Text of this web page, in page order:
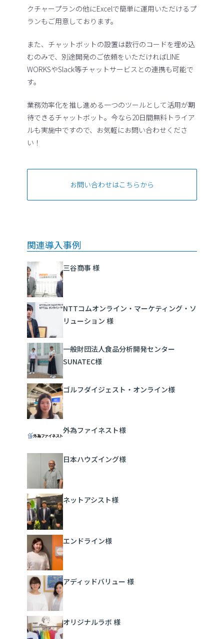
クチャープランの他にExcelで簡単に運用いただけるプ
ランもご用意しております。
また、チャットボットの設置は数行のコードを埋め込
むのみで、別途開発のご依頼をいただければLINE
WORKSやSlack等チャットサービスとの連携も可能で
す。
業務効率化を推し進める一つのツールとして活用が期
待できるチャットボット。今なら20日間無料トライア
ルも実施中ですので、お気軽にお問い合わせくださ
い！
お問い合わせはこちらから
関連導入事例
三谷商事 様
NTTコムオンライン・マーケティング・ソ
リューション 様
一般財団法人食品分析開発センター
SUNATEC様
ゴルフダイジェスト・オンライン様
外為ファイネスト様
日本ハウズイング様
ネットアシスト様
エンドライン様
アディッドバリュー 様
オリジナルラボ 様